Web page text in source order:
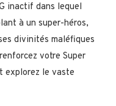
inactif dans lequel
à un super-héros,
divinités maléfiques
votre Super
explorez le vaste